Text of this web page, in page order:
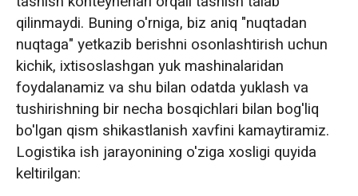
qilinmaydi. Buning o'rniga, biz aniq "nuqtadan
nuqtaga" yetkazib berishni osonlashtirish uchun
kichik, ixtisoslashgan yuk mashinalaridan
foydalanamiz va shu bilan odatda yuklash va
tushirishning bir necha bosqichlari bilan bog'liq
bo'lgan qism shikastlanish xavfini kamaytiramiz.
Logistika ish jarayonining o'ziga xosligi quyida
keltirilgan: